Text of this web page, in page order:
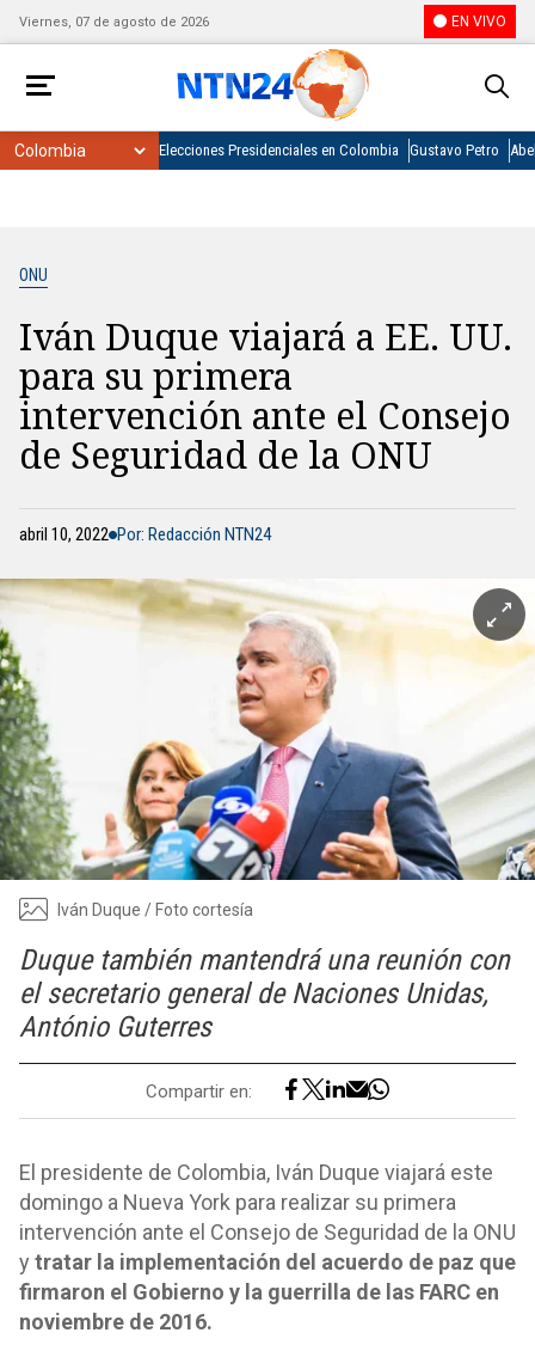
Viernes, 07 de agosto de 2026 EN VIVO
Elecciones Presidenciales en Colombia Gustavo Petro
ONU
Iván Duque viajará a EE. UU.
para su primera
intervención ante el Consejo
de Seguridad de la ONU
abril 10, 2022 Por: Redacción NTN24
Iván Duque / Foto cortesía
Duque también mantendrá una reunión con
el secretario general de Naciones Unidas,
António Guterres
Compartir en:
El presidente de Colombia, Iván Duque viajará este
domingo a Nueva York para realizar su primera
intervención ante el Consejo de Seguridad de la ONU
y tratar la implementación del acuerdo de paz que
firmaron el Gobierno y la guerrilla de las FARC en
noviembre de 2016.